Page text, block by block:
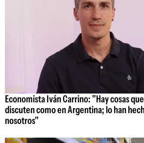
Economista Iván Carrino: "Hay cosas
discuten como en Argentina; lo han
nosotros"